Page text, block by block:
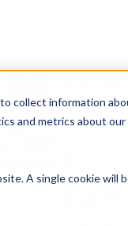
collect information
and metrics about
A single cookie